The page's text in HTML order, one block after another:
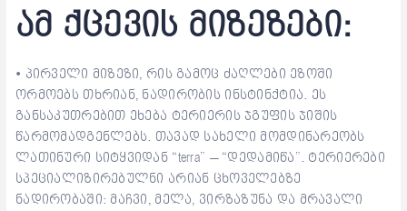
ამ ქცევის მიზეზები:
• პირველი მიზეზი, რის გამოც ძაღლები ეზოში
ორმოებს თხრიან, ნადირობის ინსტინქტია. ეს
განსაკუთრებით ეხება ტერიერის ჯგუფის ჯიშის
წარმომადგენლებს. თავად სახელი მომდინარეობს
ლათინური სიტყვიდან “terra” – “დედამიწა”. ტერიერები
სპეციალიზირებულნი არიან ცხოველებზე
ნადირობაში: მაჩვი, მელა, ვირზაზუნა და მრავალი